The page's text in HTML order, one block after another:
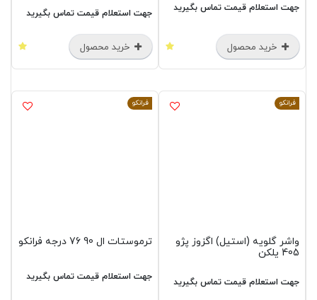
جهت استعلام قیمت تماس بگیرید
خرید محصول
جهت استعلام قیمت تماس بگیرید
خرید محصول
فرانکو
واشر گلویه (استیل) اگزوز پژو
405 یلکن
جهت استعلام قیمت تماس بگیرید
فرانکو
ترموستات ال 90 76 درجه فرانکو
جهت استعلام قیمت تماس بگیرید